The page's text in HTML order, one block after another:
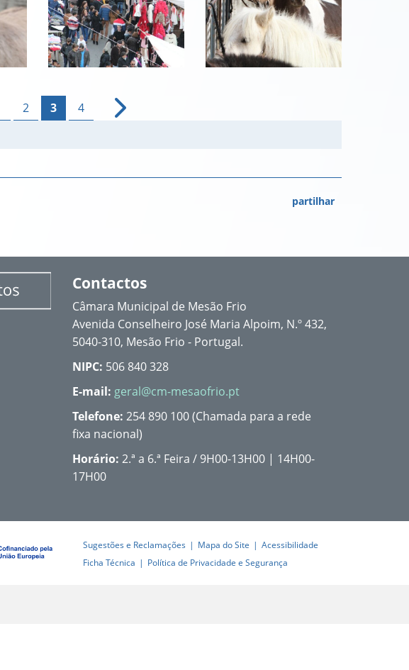
2 3 4
partilhar
Contactos
Câmara Municipal de Mesão Frio
Avenida Conselheiro José Maria Alpoim, N.º 432,
5040-310, Mesão Frio - Portugal.
NIPC: 506 840 328
E-mail: geral@cm-mesaofrio.pt
Telefone: 254 890 100 (Chamada para a rede
fixa nacional)
Horário:2.ª a 6.ª Feira / 9H00-13H00 | 14H00-
17H00
Sugestões e Reclamações Mapa do Site
Acessibilidade
Ficha Técnica
Política de Privacidade e Segurança